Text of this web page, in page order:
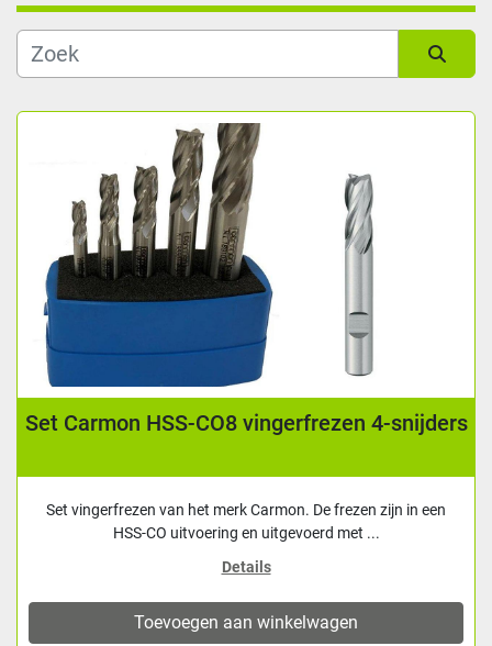
Soort
Fabrikant
Conditie
Set Carmon HSS-CO8 vingerfrezen 4-snijders
Set vingerfrezen van het merk Carmon. De frezen zijn in een
HSS-CO uitvoering en uitgevoerd met ...
Details
Toevoegen aan winkelwagen